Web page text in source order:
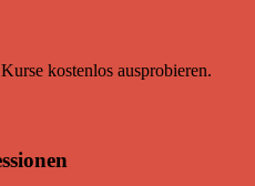
kostenlos ausprobieren.